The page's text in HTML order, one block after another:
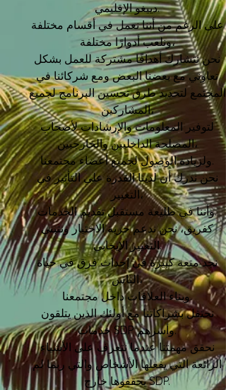
دييغو الإقليمي.
على الرغم من أننا نعمل في أقسام مختلفة
ونلعب أدوارًا مختلفة،
نحن نتشارك أهدافًا مشتركة للعمل بشكل
تعاوني مع بعضنا البعض ومع شركائنا في
المجتمع لتحديد طرق تحسين البرنامج لجميع
المشاركين،
لتوفير المعلومات والإرشادات لأصحاب
المصلحة الداخليين والخارجيين،
ولزيادة الوصول لجميع أعضاء مجتمعنا.
نحن ندرك أن لدينا القدرة على التأثير في
التغيير،
وأننا في طليعة مستقبل تقديم الخدمات.
كفريق، نحن ندعم حرية الاختيار ونتبنى
التغيير الإيجابي.
نجد متعة كبيرة في إحداث فرق في حياة
الناس،
وبناء العلاقات داخل مجتمعنا.
نحتفل بشراكاتنا مع أولئك الذين يتلقون
خدمات SDP وأسرهم.
نحقق مهمتنا عندما نتعرف على الأشياء
الرائعة التي يفعلها الأشخاص والتي ربما لم
يحققوها خارج SDP.